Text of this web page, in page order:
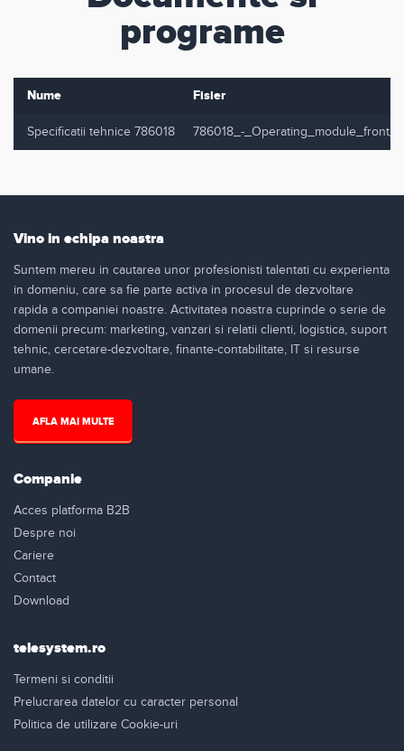
programe
Nume Fisier
Specificatii tehnice 786018 786018_-_Operating_module_front_-
Vino in echipa noastra
Suntem mereu in cautarea unor profesionisti talentati cu experienta
in domeniu, care sa fie parte activa in procesul de dezvoltare
rapida a companiei noastre. Activitatea noastra cuprinde o serie de
domenii precum: marketing, vanzari si relatii clienti, logistica, suport
tehnic, cercetare-dezvoltare, finante-contabilitate, IT si resurse
umane.
AFLA MAI MULTE
Companie
Acces platforma B2B
Despre noi
Cariere
Contact
Download
telesystem.ro
Termeni si conditii
Prelucrarea datelor cu caracter personal
Politica de utilizare Cookie-uri